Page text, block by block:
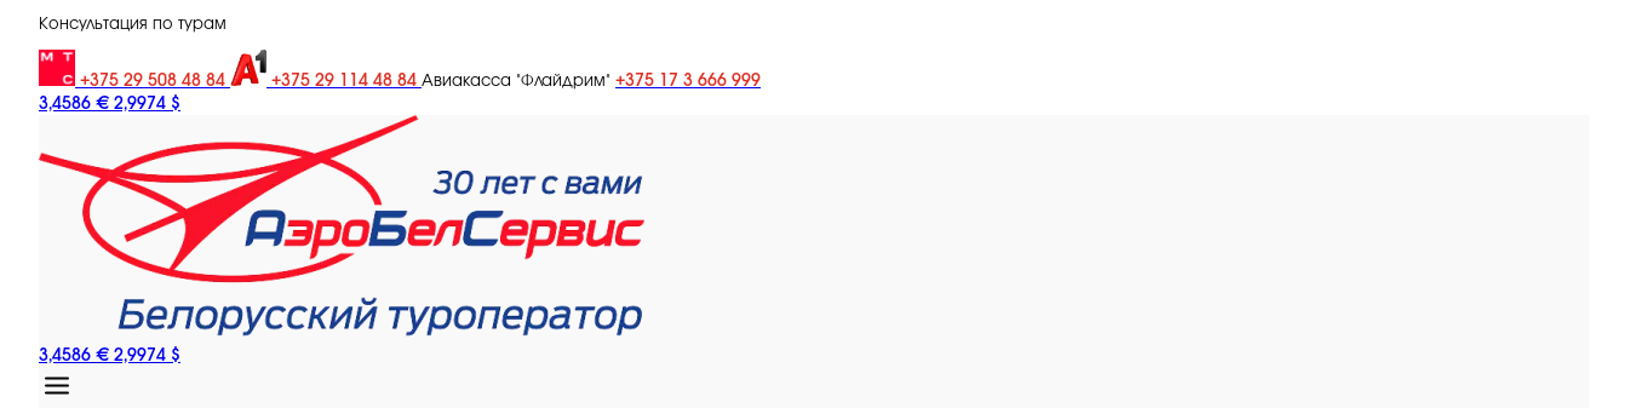
Консультация по турам
+375 29 508 48 84 +375 29 114 48 84 Авиакасса "Флайдрим" +375 17 3 666 999
3,4586 € 2,9974 $
3,4586 € 2,9974 $